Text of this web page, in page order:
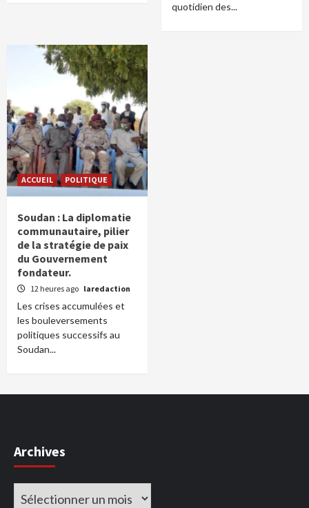
quotidien des...
ACCUEIL POLITIQUE
Soudan : La diplomatie
communautaire, pilier
de la stratégie de paix
du Gouvernement
fondateur.
12 heures ago laredaction
Les crises accumulées et
les bouleversements
politiques successifs au
Soudan...
Archives
Archives